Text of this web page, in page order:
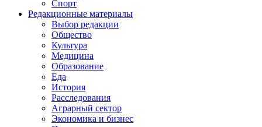
Спорт
Редакционные материалы
Выбор редакции
Общество
Культура
Медицина
Образование
Еда
История
Расследования
Аграрный сектор
Экономика и бизнес